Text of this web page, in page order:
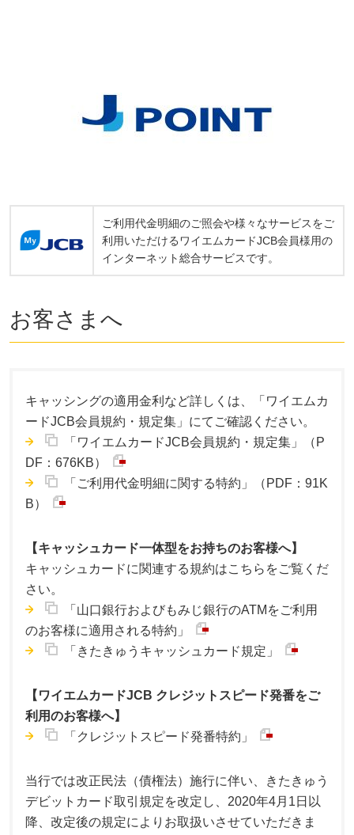
ご利用代金明細のご照会や様々なサービスをご
利用いただけるワイエムカードJCB会員様用の
インターネット総合サービスです。
お客さまへ
キャッシングの適用金利など詳しくは、「ワイエムカ
ードJCB会員規約・規定集」にてご確認ください。
「ワイエムカードJCB会員規約・規定集」（P
DF：676KB）
「ご利用代金明細に関する特約」（PDF：91K
B）
【キャッシュカード一体型をお持ちのお客様へ】
キャッシュカードに関連する規約はこちらをご覧くだ
さい。
「山口銀行およびもみじ銀行のATMをご利用
のお客様に適用される特約」
「きたきゅうキャッシュカード規定」
【ワイエムカードJCB クレジットスピード発番をご
利用のお客様へ】
「クレジットスピード発番特約」
当行では改正民法（債権法）施行に伴い、きたきゅう
デビットカード取引規定を改定し、2020年4月1日以
降、改定後の規定によりお取扱いさせていただきま